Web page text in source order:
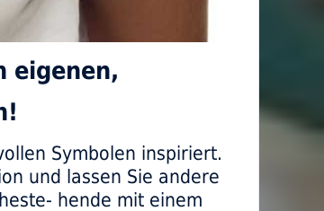
eigenen,
Symbolen inspiriert.
und lassen Sie andere
hende mit einem